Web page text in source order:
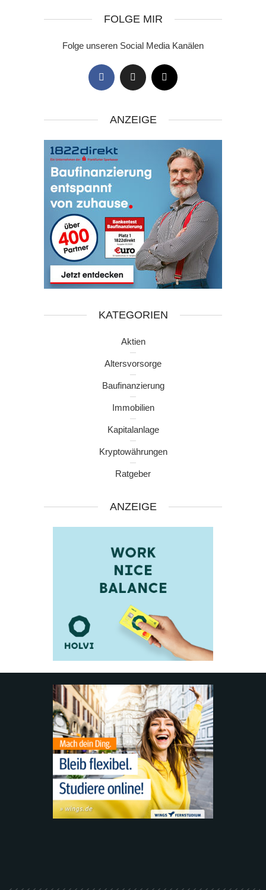
FOLGE MIR
Folge unseren Social Media Kanälen
ANZEIGE
KATEGORIEN
Aktien
Altersvorsorge
Baufinanzierung
Immobilien
Kapitalanlage
Kryptowährungen
Ratgeber
ANZEIGE